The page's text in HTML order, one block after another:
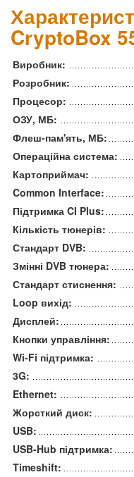
CryptoBox
Виробник:
Розробник:
Процесор:
ОЗУ, МБ:
Флеш-пам'ять, МБ:
Операційна система:
Картоприймач:
Common Interface:
Підтримка CI Plus:
Кількість тюнерів:
Стандарт DVB:
Змінні DVB тюнера:
Стандарт стиснення:
Loop вихід:
Дисплей:
Кнопки управління:
Wi-Fi підтримка:
3G:
Ethernet:
Жорсткий диск:
USB:
USB-Hub підтримка:
Timeshift: